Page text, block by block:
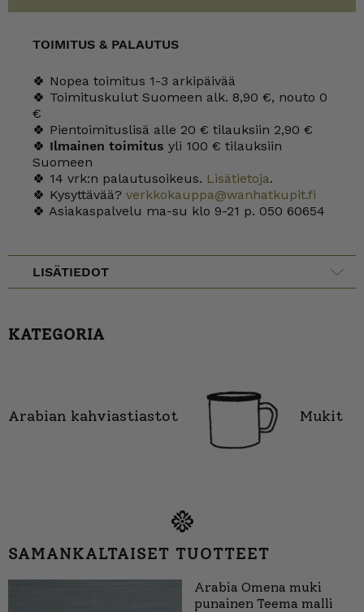
TOIMITUS & PALAUTUS
🍀 Nopea toimitus 1-3 arkipäivää
🍀 Toimituskulut Suomeen alk. 8,90 €, nouto 0
€
🍀 Pientoimituslisä alle 20 € tilauksiin 2,90 €
🍀 Ilmainen toimitus yli 100 € tilauksiin
Suomeen
🍀 14 vrk:n palautusoikeus. Lisätietoja.
🍀 Kysyttävää? verkkokauppa@wanhatkupit.fi
🍀 Asiakaspalvelu ma-su klo 9-21 p. 050 60654
LISÄTIEDOT
KATEGORIA
Arabian kahviastiastot Mukit
SAMANKALTAISET TUOTTEET
Arabia Omena muki
punainen Teema malli